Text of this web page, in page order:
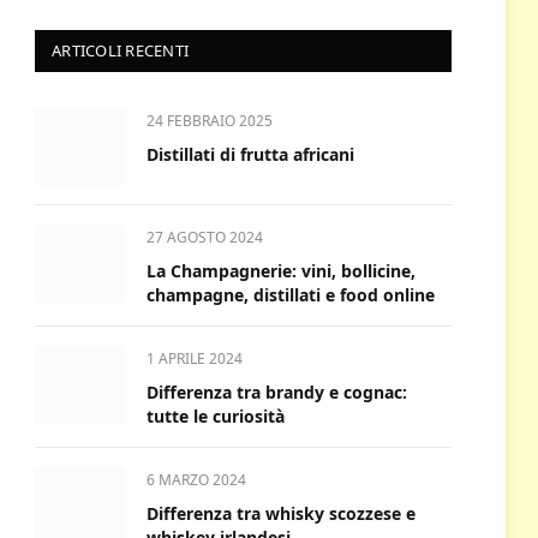
ARTICOLI RECENTI
24 FEBBRAIO 2025
Distillati di frutta africani
27 AGOSTO 2024
La Champagnerie: vini, bollicine,
champagne, distillati e food online
1 APRILE 2024
Differenza tra brandy e cognac:
tutte le curiosità
6 MARZO 2024
Differenza tra whisky scozzese e